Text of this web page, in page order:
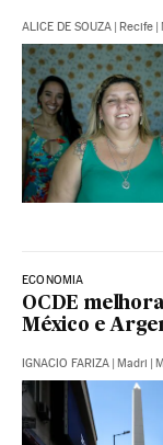
ALICE DE SOUZA | Recife |
ECONOMIA
OCDE
México e
IGNACIO FARIZA | Madri |